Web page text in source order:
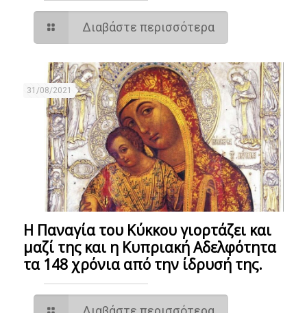
Διαβάστε περισσότερα
31/08/2021
Η Παναγία του Κύκκου γιορτάζει και
μαζί της και η Κυπριακή Αδελφότητα
τα 148 χρόνια από την ίδρυσή της.